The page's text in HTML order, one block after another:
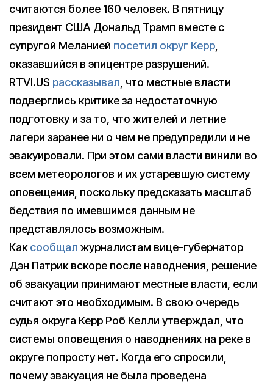
считаются более 160 человек. В пятницу
президент США Дональд Трамп вместе с
супругой Меланией посетил округ Керр,
оказавшийся в эпицентре разрушений.
RTVI.US рассказывал, что местные власти
подверглись критике за недостаточную
подготовку и за то, что жителей и летние
лагери заранее ни о чем не предупредили и не
эвакуировали. При этом сами власти винили во
всем метеорологов и их устаревшую систему
оповещения, поскольку предсказать масштаб
бедствия по имевшимся данным не
представлялось возможным.
Каксообщал журналистам вице-губернатор
Дэн Патрик вскоре после наводнения, решение
об эвакуации принимают местные власти, если
считают это необходимым. В свою очередь
судья округа Керр Роб Келли утверждал, что
системы оповещения о наводнениях на реке в
округе попросту нет. Когда его спросили,
почему эвакуация не была проведена